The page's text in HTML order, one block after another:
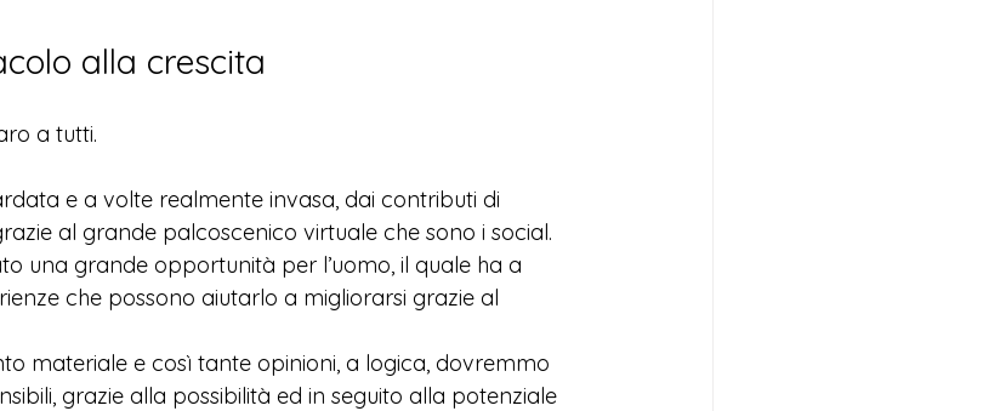
alla crescita
a tutti.
e a volte realmente invasa, dai contributi di
al grande palcoscenico virtuale che sono i social.
una grande opportunità per l’uomo, il quale ha a
che possono aiutarlo a migliorarsi grazie al
materiale e così tante opinioni, a logica, dovremmo
grazie alla possibilità ed in seguito alla potenziale